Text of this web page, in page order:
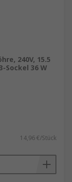
240V, 15.5
Sockel 36 W
14,96 €/Stück